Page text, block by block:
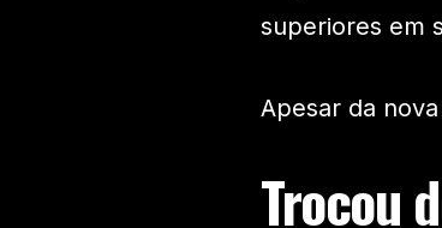
superiores em
Apesar da
Trocou